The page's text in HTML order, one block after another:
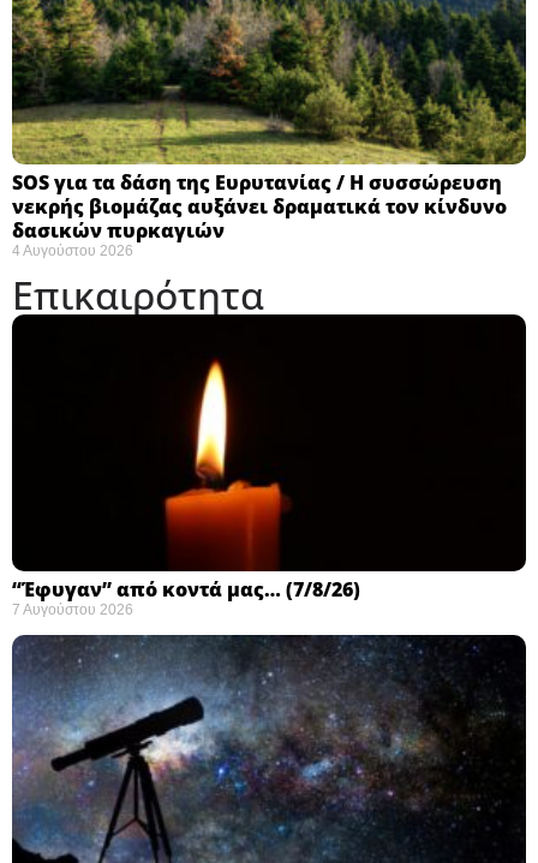
SOS για τα δάση της Ευρυτανίας / Η συσσώρευση
νεκρής βιομάζας αυξάνει δραματικά τον κίνδυνο
δασικών πυρκαγιών
4 Αυγούστου 2026
Επικαιρότητα
“Έφυγαν” από κοντά μας… (7/8/26)
7 Αυγούστου 2026